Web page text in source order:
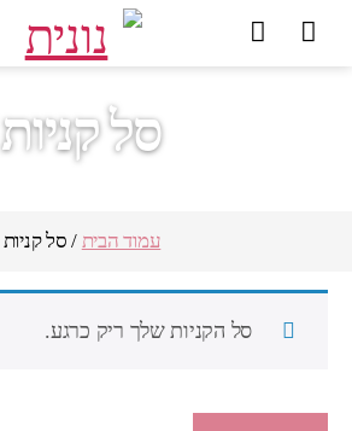
סל קניות
עמוד הבית / סל קניות
סל הקניות שלך ריק כרגע.